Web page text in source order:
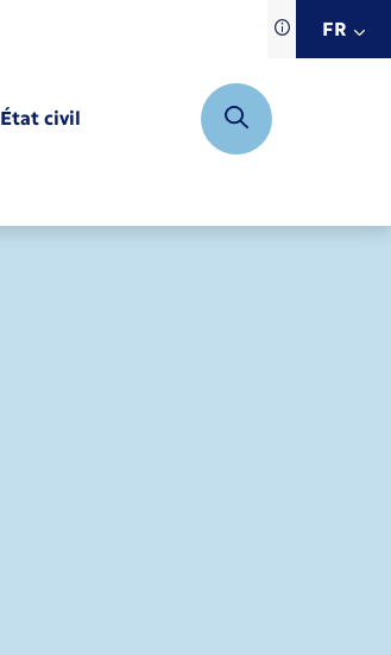
Traduction
siteFR
État civil